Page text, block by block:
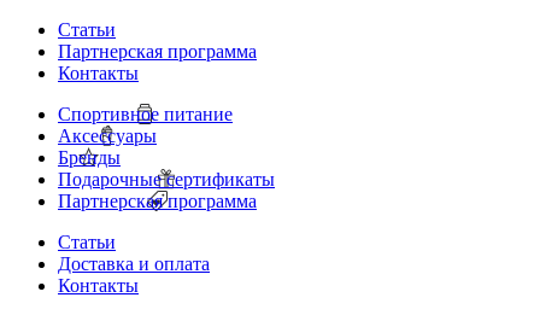
Статьи
Партнерская программа
Контакты
Спортивное питание
Аксессуары
Бренды
Подарочные сертификаты
Партнерская программа
Статьи
Доставка и оплата
Контакты